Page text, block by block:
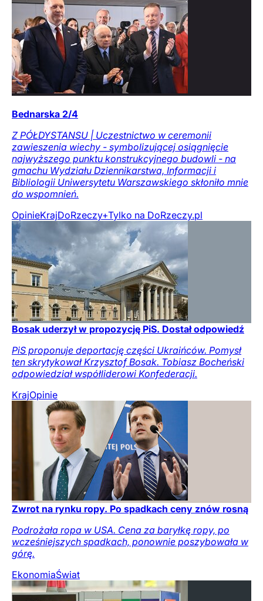
Bednarska 2/4
Z PÓŁDYSTANSU | Uczestnictwo w ceremonii
zawieszenia wiechy - symbolizującej osiągnięcie
najwyższego punktu konstrukcyjnego budowli - na
gmachu Wydziału Dziennikarstwa, Informacji i
Bibliologii Uniwersytetu Warszawskiego skłoniło mnie
do wspomnień.
OpinieKrajDoRzeczy+Tylko na DoRzeczy.pl
Bosak uderzył w propozycję PiS. Dostał odpowiedź
PiS proponuje deportację części Ukraińców. Pomysł
ten skrytykował Krzysztof Bosak. Tobiasz Bocheński
odpowiedział współliderowi Konfederacji.
KrajOpinie
Zwrot na rynku ropy. Po spadkach ceny znów rosną
Podrożała ropa w USA. Cena za baryłkę ropy, po
wcześniejszych spadkach, ponownie poszybowała w
górę.
EkonomiaŚwiat